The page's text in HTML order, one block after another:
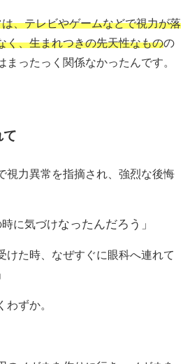
、テレビやゲームなどで視力が落
く、生まれつきの先天性なものの
まったっく関係なかったんです。
て
視力異常を指摘され、強烈な後悔
時に気づけなったんだろう」
けた時、なぜすぐに眼科へ連れて
わずか。